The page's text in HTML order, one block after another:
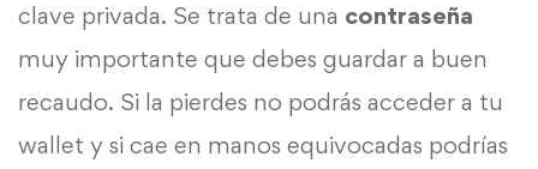
clave privada. Se trata de una contraseña
muy importante que debes guardar a buen
recaudo. Si la pierdes no podrás acceder a tu
wallet y si cae en manos equivocadas podrías